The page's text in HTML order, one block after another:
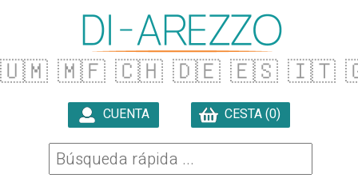
🇺🇲 🇲🇫 🇨🇭 🇩🇪 🇪🇸 🇮🇹
CUENTA CESTA (0)